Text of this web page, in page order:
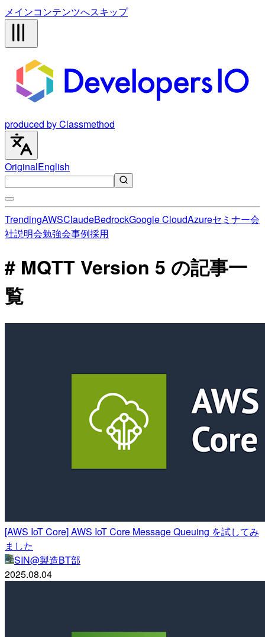
メインコンテンツへスキップ
produced by Classmethod
OriginalEnglish
TrendingAWSClaudeBedrockGoogle CloudAzureセミナー会
社説明会勉強会事例採用
# MQTT Version 5 の記事一
覧
[AWS IoT Core] AWS IoT Core Message Queuing を試してみ
ました
SIN@製造BT部
2025.08.04